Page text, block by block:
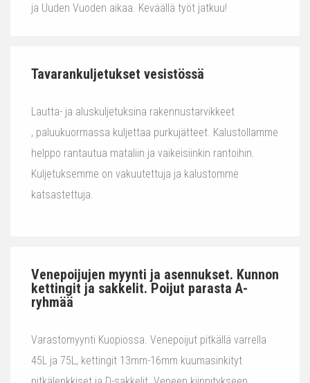
ja Uuden Vuoden aikaa. Keväällä työt jatkuu!
Tavarankuljetukset vesistössä
Lautta- ja aluskuljetuksina rakennustarvikkeet
, paluukuormassa kuljettaa purkujätteet. Kalustollamme
helppo rantautua mataliin ja vaikeisiinkin rantoihin.
Kuljetuksemme on vakuutettuja ja kalustomme
katsastettuja.
Venepoijujen myynti ja asennukset. Kunnon
kettingit ja sakkelit. Poijut parasta A-
ryhmää
Varastomyynti Kuopiossa. Venepoijut pitkällä varrella
45L ja 75L, kettingit 13mm-16mm kuumasinkityt